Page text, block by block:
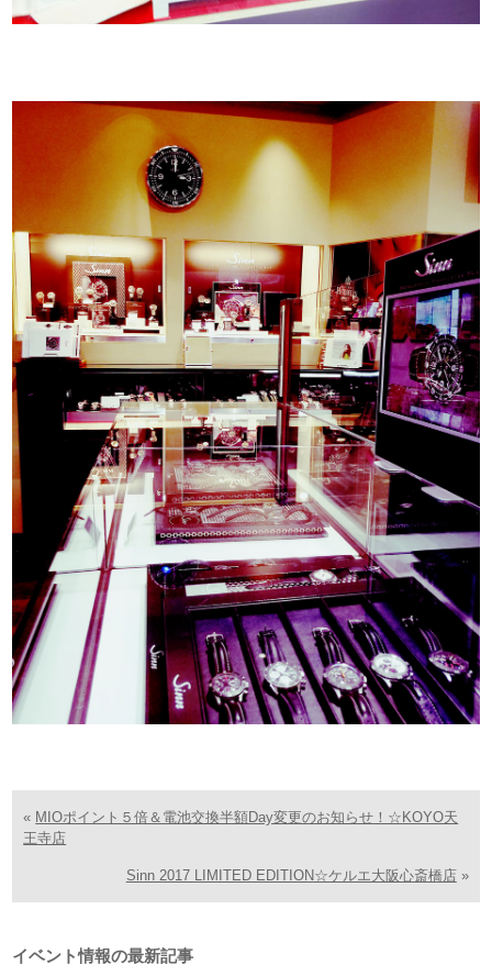
« MIOポイント５倍＆電池交換半額Day変更のお知らせ！☆KOYO天
王寺店
Sinn 2017 LIMITED EDITION☆ケルエ大阪心斎橋店»
イベント情報の最新記事